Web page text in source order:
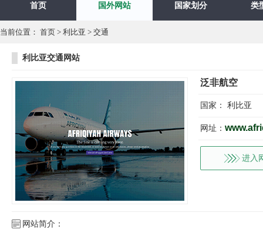
首页 国外网站 国家划分 类
当前位置： 首页 > 利比亚 > 交通
利比亚交通网站
泛非航空
国家： 利比亚
网址：
进入
网站简介：